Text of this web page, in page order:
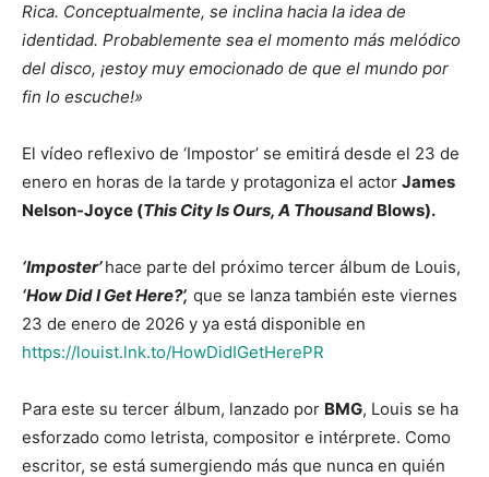
Rica. Conceptualmente, se inclina hacia la idea de
identidad. Probablemente sea el momento más melódico
del disco, ¡estoy muy emocionado de que el mundo por
fin lo escuche!»
El vídeo reflexivo de ‘Impostor’ se emitirá desde el 23 de
enero en horas de la tarde y protagoniza el actor James
Nelson-Joyce (This City Is Ours, A Thousand Blows).
‘Imposter’hace parte del próximo tercer álbum de Louis,
‘How Did I Get Here?’, que se lanza también este viernes
23 de enero de 2026 y ya está disponible en
https://louist.lnk.to/HowDidIGetHerePR
Para este su tercer álbum, lanzado por BMG, Louis se ha
esforzado como letrista, compositor e intérprete. Como
escritor, se está sumergiendo más que nunca en quién